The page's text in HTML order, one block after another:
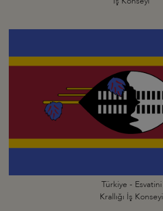
Türkiye - Esvatini
Krallığı İş Konseyi